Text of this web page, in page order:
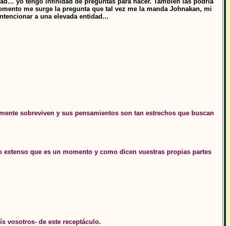
me surge la pregunta que tal vez me la manda Johnakan, mi
a una elevada entidad...
sobreviven y sus pensamientos son tan estrechos que buscan
que es un momento y como dicen vuestras propias partes
vosotros- de este receptáculo.